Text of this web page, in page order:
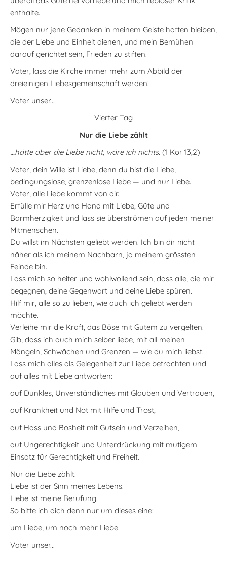
enthalte.
Mögen nur jene Gedanken in meinem Geiste haften bleiben,
die der Liebe und Einheit dienen, und mein Bemühen
darauf gerichtet sein, Frieden zu stiften.
Vater, lass die Kirche immer mehr zum Abbild der
dreieinigen Liebesgemeinschaft werden!
Vater unser...
Vierter Tag
Nur die Liebe zählt
…hätte aber die Liebe nicht, wäre ich nichts. (1 Kor 13,2)
Vater, dein Wille ist Liebe, denn du bist die Liebe,
bedingungslose, grenzenlose Liebe — und nur Liebe.
Vater, alle Liebe kommt von dir.
Erfülle mir Herz und Hand mit Liebe, Güte und
Barmherzigkeit und lass sie überströmen auf jeden meiner
Mitmenschen.
Du willst im Nächsten geliebt werden. Ich bin dir nicht
näher als ich meinem Nachbarn, ja meinem grössten
Feinde bin.
Lass mich so heiter und wohlwollend sein, dass alle, die mir
begegnen, deine Gegenwart und deine Liebe spüren.
Hilf mir, alle so zu lieben, wie auch ich geliebt werden
möchte.
Verleihe mir die Kraft, das Böse mit Gutem zu vergelten.
Gib, dass ich auch mich selber liebe, mit all meinen
Mängeln, Schwächen und Grenzen — wie du mich liebst.
Lass mich alles als Gelegenheit zur Liebe betrachten und
auf alles mit Liebe antworten:
auf Dunkles, Unverständliches mit Glauben und Vertrauen,
auf Krankheit und Not mit Hilfe und Trost,
auf Hass und Bosheit mit Gutsein und Verzeihen,
auf Ungerechtigkeit und Unterdrückung mit mutigem
Einsatz für Gerechtigkeit und Freiheit.
Nur die Liebe zählt.
Liebe ist der Sinn meines Lebens.
Liebe ist meine Berufung.
So bitte ich dich denn nur um dieses eine:
um Liebe, um noch mehr Liebe.
Vater unser...